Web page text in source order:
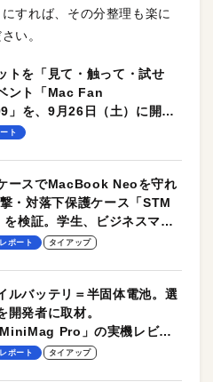
すれば、その分整理も楽に
い。
トを「見て・触って・試せ
ント「Mac Fan
」を、9月26日（土）に開催
ト
ースでMacBook Neoを守れ
・対落下保護ケース「STM
検証。学生、ビジネスマン
ースに最適！
レポート タイアップ
ルバッテリ＝半固体電池。選
開発者に取材。
Pro」の実機レビュ
レポート タイアップ